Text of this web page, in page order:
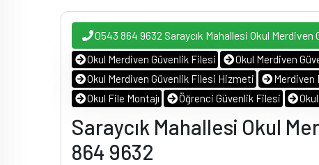
0543 864 9632 Saraycık Mahallesi Okul
Okul Merdiven Güvenlik Filesi
Okul Merdiven
Okul Merdiven Güvenlik Filesi Hizmeti
Merdiven
Okul File Montajı
Öğrenci Güvenlik Filesi
Saraycık Mahallesi Okul
864 9632